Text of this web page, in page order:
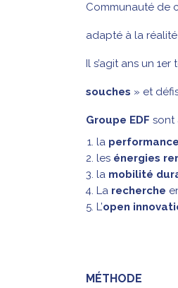
Communauté de
adapté à la
Il s’agit ans un 1er
souches » et
Groupe EDF sont
la
les énergies
la mobilité
La recherche
L’open
MÉTHODE